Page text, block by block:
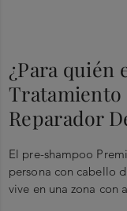
¿Para quién
Tratamiento
Reparador
El pre-shampoo
persona con cabello
vive en una zona con